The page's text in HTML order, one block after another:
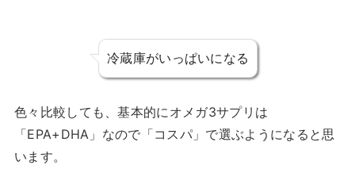
冷蔵庫がいっぱいになる
色々比較しても、基本的にオメガ3サプリは
「EPA+DHA」なので「コスパ」で選ぶようになると思
います。